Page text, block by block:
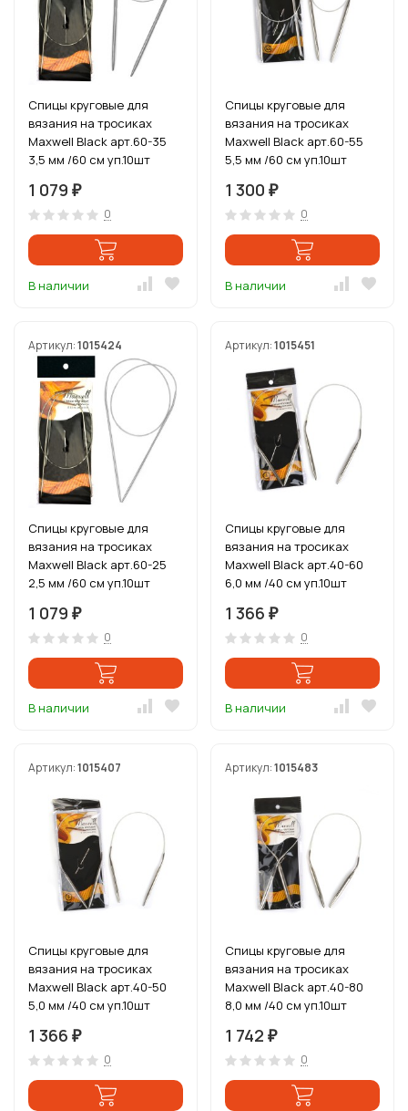
Спицы круговые для
вязания на тросиках
Maxwell Black арт.60-35
3,5 мм /60 см уп.10шт
1 079 ₽
0
В наличии
Спицы круговые для
вязания на тросиках
Maxwell Black арт.60-55
5,5 мм /60 см уп.10шт
1 300 ₽
0
В наличии
Артикул:1015424
Спицы круговые для
вязания на тросиках
Maxwell Black арт.60-25
2,5 мм /60 см уп.10шт
1 079 ₽
0
В наличии
Артикул:1015451
Спицы круговые для
вязания на тросиках
Maxwell Black арт.40-60
6,0 мм /40 см уп.10шт
1 366 ₽
0
В наличии
Артикул:1015407
Спицы круговые для
вязания на тросиках
Maxwell Black арт.40-50
5,0 мм /40 см уп.10шт
1 366 ₽
0
Артикул:1015483
Спицы круговые для
вязания на тросиках
Maxwell Black арт.40-80
8,0 мм /40 см уп.10шт
1 742 ₽
0